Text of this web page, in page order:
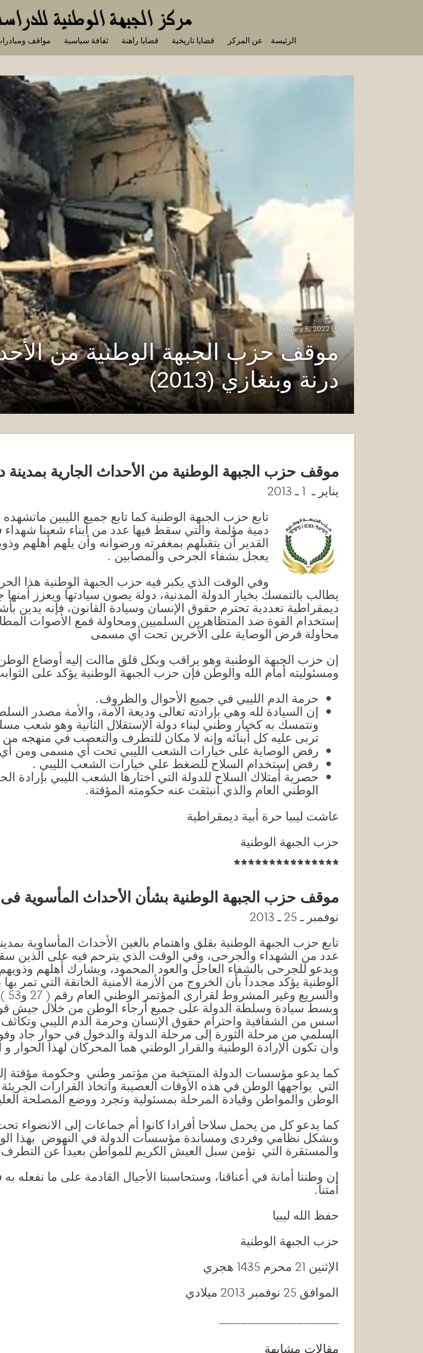
الرئيسة عن المركز قضايا تاريخية قضايا راهنة ثقافة سياسية مواقف
January 5, 2022
موقف حزب الجبهة الوطنية من
درنة وبنغازي (2013)
موقف حزب الجبهة الوطنية من الأحداث الجارية بمدينة درنة
يناير ـ 1 ـ 2013
تابع حزب الجبهة الوطنية كما تابع جميع الليبين
دمية مؤلمة والتي سقط فيها عدد من أبناء شعبنا
القدير أن يتقبلهم بمغفرته ورضوانه وأن يلهم أهلهم
يعجل بشفاء الجرحى والمصابين .
وفي الوقت الذي يكبر فيه حزب الجبهة الوطنية هذا
يطالب بالتمسك بخيار الدولة المدنية، دولة يصون سيادتها ويعزز
ديمقراطية تعددية تحترم حقوق الإنسان وسيادة القانون، فإنه يدين
إستخدام القوة ضد المتظاهرين السلميين ومحاولة قمع الأصوات
محاولة فرض الوصاية على الأخرين تحت أي مسمى
إن حزب الجبهة الوطنية وهو يراقب وبكل قلق ماالت إليه أوضاع
ومسئوليته أمام الله والوطن فإن حزب الجبهة الوطنية يؤكد على
حرمة الدم الليبي في جميع الأحوال والظروف.
إن السيادة لله وهي بإرادته تعالى وديعة الأمة، والأمة مصدر
ونتمسك به كخيار وطني لبناء دولة الإستقلال الثانية وهو شعب
تربى عليه كل أبنائه وإنه لا مكان للتطرف والتعصب في منهجه من
رفض الوصاية على خيارات الشعب الليبي تحت أي مسمى ومن
رفض إستخدام السلاح للضغط على خيارات الشعب الليبي .
حصرية أمتلاك السلاح للدولة التي أختارها الشعب الليبي بإرادة
الوطني العام والذي أنبثقت عنه حكومته المؤقتة.
عاشت ليبيا حرة أبية ديمقراطية
حزب الجبهة الوطنية
***************
موقف حزب الجبهة الوطنية ‏بشأن الأحداث المأسوية فى
نوفمبر ـ 25 ـ 2013
‏تابع حزب الجبهة الوطنية بقلق واهتمام بالغين الأحداث المأساوية
عدد من الشهداء والجرحى، وفي الوقت الذي يترحم فيه على الذين
ويدعو للجرحى بالشفاء العاجل والعود المحمود، ويشارك أهلهم
الوطنية يؤكد مجددآ بأن الخروج من الأزمة الأمنية الخانقة التي تمر بها
وبسط سيادة وسلطة الدولة على جميع أرجاء الوطن من خلال
أسس من الشفافية واحترام حقوق الإنسان وحرمة الدم الليبي وتكاثف
السلمي من مرحلة الثورة إلى مرحلة الدولة والدخول في حوار جاد
وأن تكون الإرادة الوطنية والقرار الوطني هما المحركان لهذا الحوار و
‏كما يدعو مؤسسات الدولة المنتخبة من مؤتمر وطني وحكومة مؤقتة
التي يواجهها الوطن في هذه الأوقات العصيبة واتخاذ القرارات
الوطن والمواطن وقيادة المرحلة بمسئولية وتجرد ووضع المصلحة
‏كما يدعو كل من يحمل سلاحا أفرادا كانوا أم جماعات إلى الانضواء
وبشكل نظامي وفردى ومساندة مؤسسات الدولة في النهوض بهذا
والمستقرة التي تؤمن سبل العيش الكريم للمواطن بعيدآ عن
‏إن وطننا أمانة في أعناقنا، وستحاسبنا الأجيال القادمة على ما
أمتنا.
‏حفظ الله ليبيا
حزب الجبهة الوطنية
الإثنين 21 محرم 1435 هجري
الموافق 25 نوفمبر 2013 ميلادي
_________________
مقالات مشابهة